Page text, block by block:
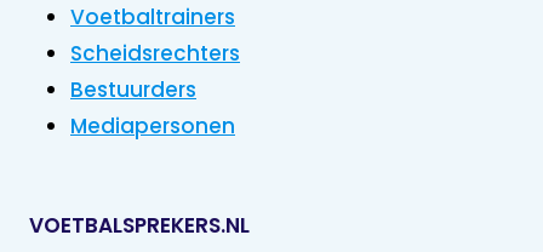
Voetbaltrainers
Scheidsrechters
Bestuurders
Mediapersonen
VOETBALSPREKERS.NL